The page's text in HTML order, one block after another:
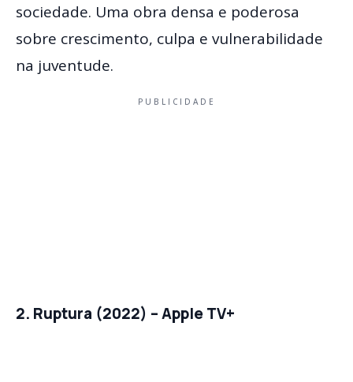
sociedade. Uma obra densa e poderosa
sobre crescimento, culpa e vulnerabilidade
na juventude.
PUBLICIDADE
2. Ruptura (2022) – Apple TV+